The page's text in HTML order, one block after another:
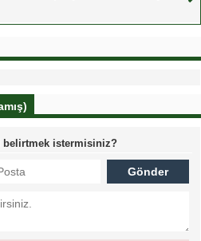
belirtmek istermisiniz?